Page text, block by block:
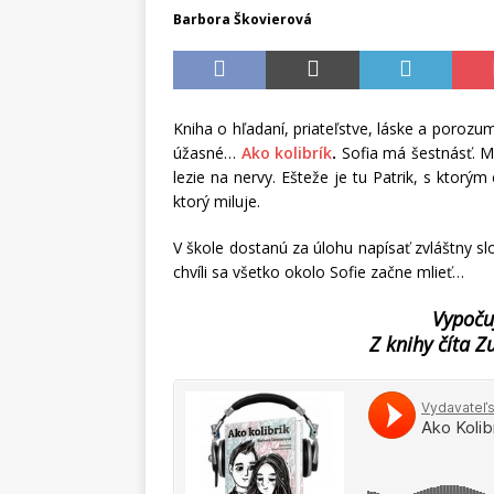
Barbora Škovierová
Kniha o hľadaní, priateľstve, láske a
úžasné… Ako kolibrík. Sofia má šestnásť.
lezie na nervy. Ešteže je tu Patrik, s
ktorý miluje.
V škole dostanú za úlohu napísať zvláštny
chvíli sa všetko okolo Sofie začne mlieť…
Z knihy číta